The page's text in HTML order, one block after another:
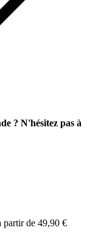
? N'hésitez pas à
partir de 49,90 €